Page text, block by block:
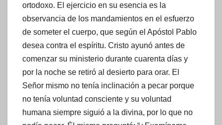
ortodoxo. El ejercicio en su esencia es la
observancia de los mandamientos en el esfuerzo
de someter el cuerpo, que según el Apóstol Pablo
desea contra el espíritu. Cristo ayunó antes de
comenzar su ministerio durante cuarenta días y
por la noche se retiró al desierto para orar. El
Señor mismo no tenía inclinación a pecar porque
no tenía voluntad consciente y su voluntad
humana siempre siguió a la divina, por lo que no